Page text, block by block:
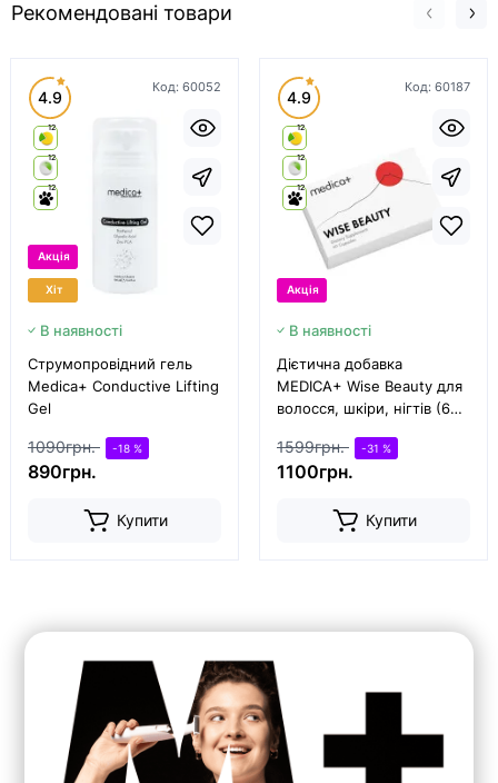
Рекомендовані товари
Код: 60052
4.9
12
12
12
Акція
Хіт
В наявності
Струмопровідний гель
Medica+ Conductive Lifting
Gel
1090грн. -18 %
890грн.
Купити
Код: 60187
4.9
12
12
12
Акція
В наявності
Дієтична добавка
MEDICA+ Wise Beauty для
волосся, шкіри, нігтів (60
1599грн. -31 %
1100грн.
Купити